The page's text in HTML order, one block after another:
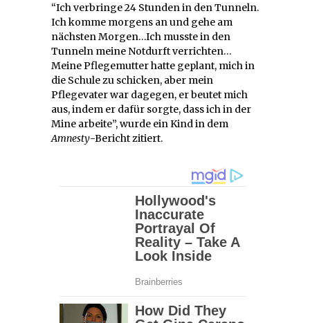
“Ich verbringe 24 Stunden in den Tunneln.
Ich komme morgens an und gehe am
nächsten Morgen…Ich musste in den
Tunneln meine Notdurft verrichten…
Meine Pflegemutter hatte geplant, mich in
die Schule zu schicken, aber mein
Pflegevater war dagegen, er beutet mich
aus, indem er dafür sorgte, dass ich in der
Mine arbeite”, wurde ein Kind in dem
Amnesty-Bericht zitiert.